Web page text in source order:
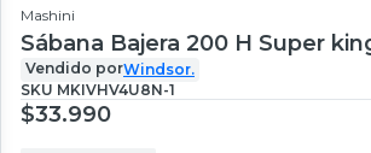
Mashini
Sábana Bajera 200 H Super
Vendido porWindsor.
SKU MKIVHV4U8N-1
$33.990